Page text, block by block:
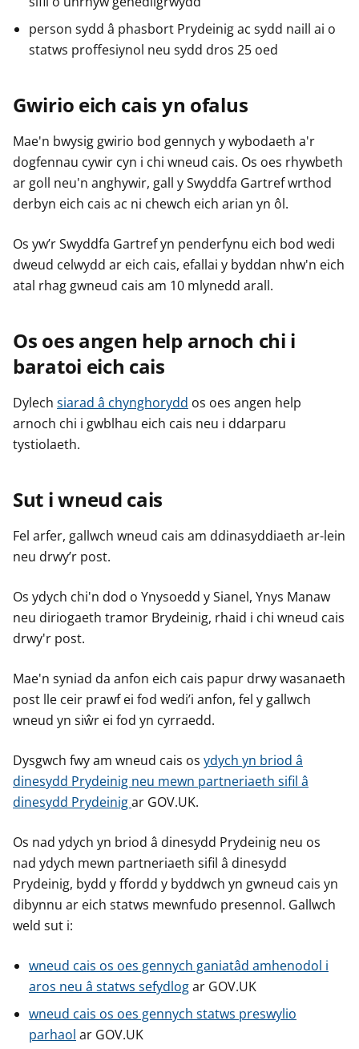
person sydd â phasbort Prydeinig ac sydd naill ai o
statws proffesiynol neu sydd dros 25 oed
Gwirio eich cais yn ofalus
Mae'n bwysig gwirio bod gennych y wybodaeth a'r
dogfennau cywir cyn i chi wneud cais. Os oes rhywbeth
ar goll neu'n anghywir, gall y Swyddfa Gartref wrthod
derbyn eich cais ac ni chewch eich arian yn ôl.
Os yw’r Swyddfa Gartref yn penderfynu eich bod wedi
dweud celwydd ar eich cais, efallai y byddan nhw'n eich
atal rhag gwneud cais am 10 mlynedd arall.
Os oes angen help arnoch chi i
baratoi eich cais
Dylech siarad â chynghorydd os oes angen help
arnoch chi i gwblhau eich cais neu i ddarparu
tystiolaeth.
Sut i wneud cais
Fel arfer, gallwch wneud cais am ddinasyddiaeth ar-lein
neu drwy’r post.
Os ydych chi'n dod o Ynysoedd y Sianel, Ynys Manaw
neu diriogaeth tramor Brydeinig, rhaid i chi wneud cais
drwy'r post.
Mae'n syniad da anfon eich cais papur drwy wasanaeth
post lle ceir prawf ei fod wedi’i anfon, fel y gallwch
wneud yn siŵr ei fod yn cyrraedd.
Dysgwch fwy am wneud cais os ydych yn briod â
dinesydd Prydeinig neu mewn partneriaeth sifil â
dinesydd Prydeinigar GOV.UK.
Os nad ydych yn briod â dinesydd Prydeinig neu os
nad ydych mewn partneriaeth sifil â dinesydd
Prydeinig, bydd y ffordd y byddwch yn gwneud cais yn
dibynnu ar eich statws mewnfudo presennol. Gallwch
weld sut i:
wneud cais os oes gennych ganiatâd amhenodol i
aros neu â statws sefydlogar GOV.UK
wneud cais os oes gennych statws preswylio
parhaol ar GOV.UK